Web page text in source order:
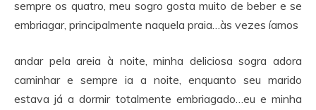
sempre os quatro, meu sogro gosta muito de beber e se
embriagar, principalmente naquela praia…às vezes íamos
andar pela areia à noite, minha deliciosa sogra adora
caminhar e sempre ia a noite, enquanto seu marido
estava já a dormir totalmente embriagado…eu e minha